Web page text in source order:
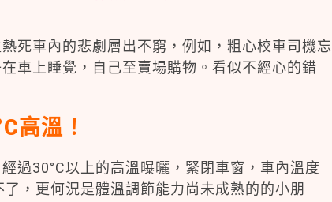
死車內的悲劇層出不窮，例如，粗心校車司機忘
車上睡覺，自己至賣場購物。看似不經心的錯
高溫！
過30°C以上的高溫曝曬，緊閉車窗，車內溫度
，更何況是體溫調節能力尚未成熟的的小朋